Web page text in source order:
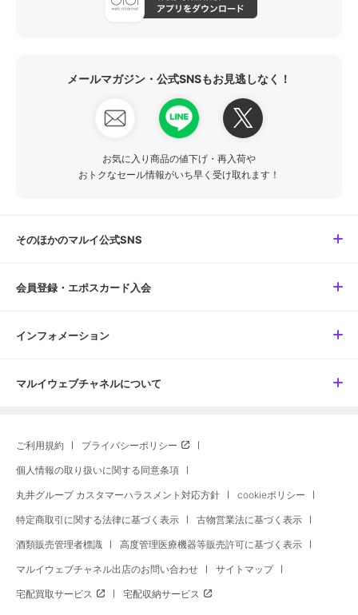
メールマガジン・公式SNSもお見逃しなく！
お気に入り商品の値下げ・再入荷や
おトクなセール情報がいち早く受け取れます！
そのほかのマルイ公式SNS
会員登録・エポスカード入会
インフォメーション
マルイウェブチャネルについて
ご利用規約 プライバシーポリシー
個人情報の取り扱いに関する同意条項
丸井グループ カスタマーハラスメント対応方針 cookieポリシー
特定商取引に関する法律に基づく表示 古物営業法に基づく表示
酒類販売管理者標識 高度管理医療機器等販売許可に基づく表示
マルイウェブチャネル出店のお問い合わせ サイトマップ
宅配買取サービス 宅配収納サービス